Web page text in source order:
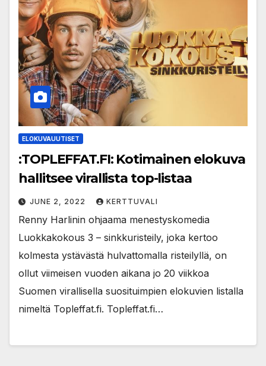
ELOKUVAUUTISET
:TOPLEFFAT.FI: Kotimainen elokuva
hallitsee virallista top-listaa
JUNE 2, 2022 KERTTUVALI
Renny Harlinin ohjaama menestyskomedia
Luokkakokous 3 – sinkkuristeily, joka kertoo
kolmesta ystävästä hulvattomalla risteilyllä, on
ollut viimeisen vuoden aikana jo 20 viikkoa
Suomen virallisella suosituimpien elokuvien listalla
nimeltä Topleffat.fi. Topleffat.fi…